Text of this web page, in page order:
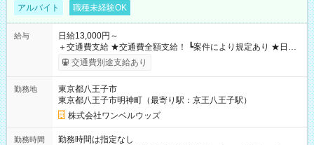
アルバイト 職種未経験OK
給与
日給13,000円～
＋交通費支給 ★交通費全額支給！ ┗案件により規定あり ★日払
いOK！（規定あり） ┗働いたその日に現金GET♪ お仕事後はコ
ンビニATMから 日払い分を引き落とせます！ 【試用期間】試
交通費別途支給あり
勤務地
東京都八王子市
東京都八王子市明神町（最寄り駅：京王八王子駅）
株式会社ワンベルウッズ
勤務時間
勤務時間は指定なし